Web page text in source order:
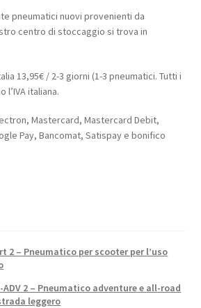
pneumatici nuovi provenienti da
centro di stoccaggio si trova in
13,95€ / 2-3 giorni (1-3 pneumatici. Tutti i
l’IVA italiana.
Mastercard, Mastercard Debit,
Pay, Bancomat, Satispay e bonifico
2 – Pneumatico per scooter per l’uso
2 – Pneumatico adventure e all-road
leggero